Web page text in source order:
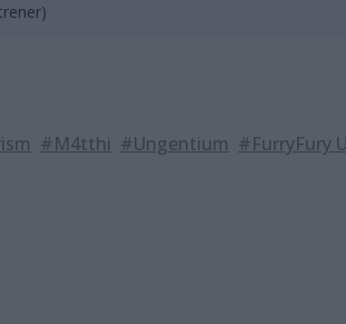
#M4tthi #Ungentium #FurryFury